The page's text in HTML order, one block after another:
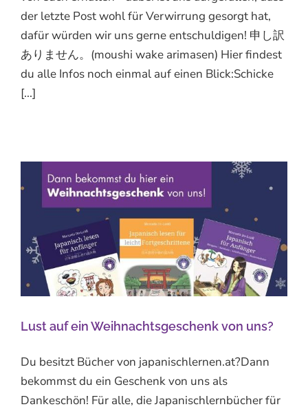
der letzte Post wohl für Verwirrung gesorgt hat,
dafür würden wir uns gerne entschuldigen! 申し訳
ありません。(moushi wake arimasen) Hier findest
du alle Infos noch einmal auf einen Blick:Schicke
[...]
Lust auf ein Weihnachtsgeschenk von uns?
Du besitzt Bücher von japanischlernen.at?Dann
bekommst du ein Geschenk von uns als
Dankeschön! Für alle, die Japanischlernbücher für